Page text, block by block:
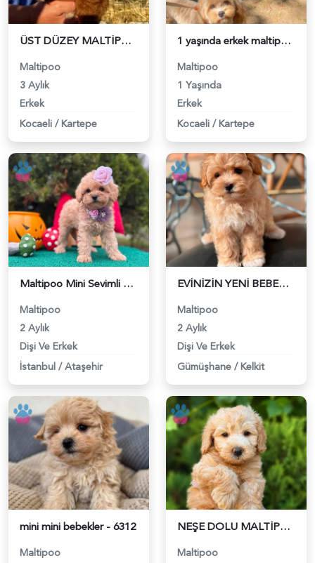
ÜST DÜZEY MALTİPO OĞLUMUZ - 6241
Maltipoo
3 Aylık
Erkek
Kocaeli /Kartepe
1 yaşında erkek maltipoo - 6211
Maltipoo
1 Yaşında
Erkek
Kocaeli /Kartepe
Maltipoo Mini Sevimli Yavrular - 6223
Maltipoo
2 Aylık
Dişi Ve Erkek
İstanbul /Ataşehir
EVİNİZİN YENİ BEBEĞİ MALTİPOO - 6311
Maltipoo
2 Aylık
Dişi Ve Erkek
Gümüşhane /Kelkit
mini mini bebekler - 6312
Maltipoo
NEŞE DOLU MALTİPOO BEBEKLER - 6313
Maltipoo